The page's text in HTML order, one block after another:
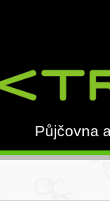
Půjčovna